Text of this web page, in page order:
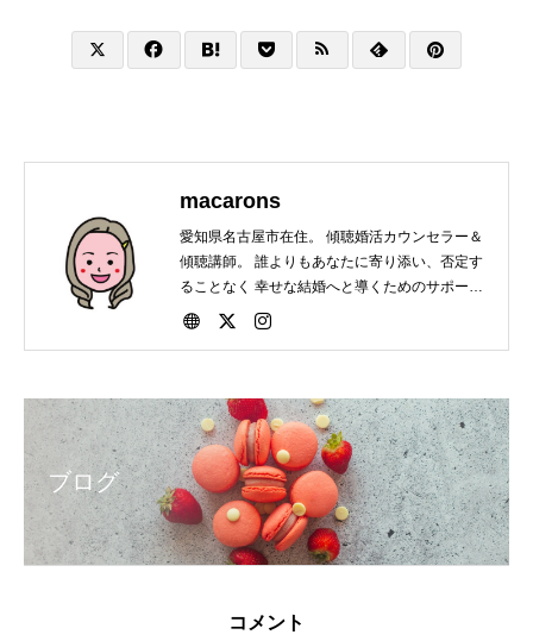
macarons
愛知県名古屋市在住。 傾聴婚活カウンセラー＆
傾聴講師。 誰よりもあなたに寄り添い、否定す
ることなく 幸せな結婚へと導くためのサポート
をしています。 会員・非会員関係なく結婚にま
ブログ
コメント